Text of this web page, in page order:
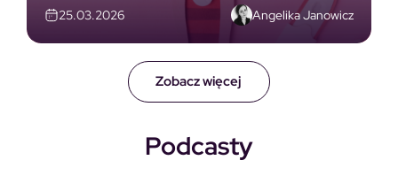
Zobacz więcej
25.03.2026 Angelika Janowicz
Podcasty